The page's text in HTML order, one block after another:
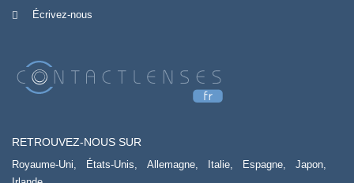
Écrivez-nous
RETROUVEZ-NOUS SUR
Royaume-Uni, États-Unis, Allemagne, Italie, Espagne,
Japon,